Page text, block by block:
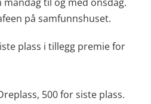
på samfunnshuset.
plass i tillegg premie for
500 for siste plass.